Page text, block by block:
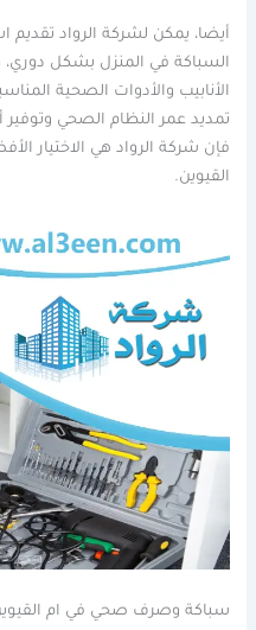
أيضا، يمكن لشركة الرواد
السباكة في المنزل بشكل
الأنابيب والأدوات الصحية
تمديد عمر النظام الصحي
فإن شركة الرواد هي الاختيار
القيوين.
سباكة وصرف صحي في ام